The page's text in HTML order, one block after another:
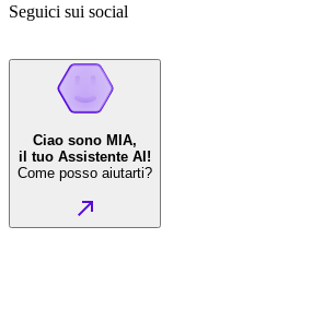
Seguici sui social
Ciao sono MIA,
il tuo Assistente AI!
Come posso aiutarti?